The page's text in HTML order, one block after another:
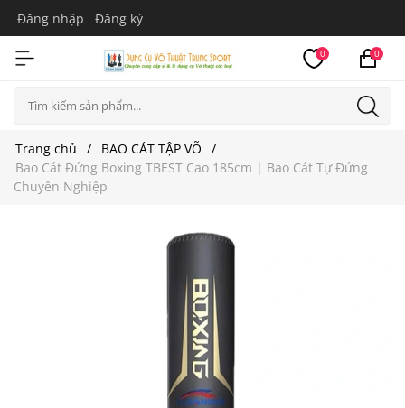
Đăng nhập Đăng ký
0 0
Trang chủ
BAO CÁT TẬP VÕ
Bao Cát Đứng Boxing TBEST Cao 185cm | Bao Cát Tự Đứng
Chuyên Nghiệp